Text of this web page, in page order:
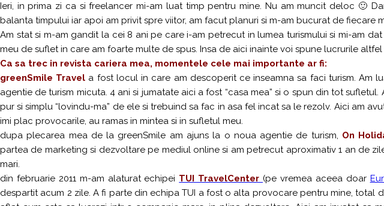
Ieri, in prima zi ca si freelancer mi-am luat timp pentru mine. Nu am muncit deloc 🙂
balanta timpului iar apoi am privit spre viitor, am facut planuri si m-am bucurat de fiecare
Am stat si m-am gandit la cei 8 ani pe care i-am petrecut in lumea turismului si mi-am
meu de suflet in care am foarte multe de spus. Insa de aici inainte voi spune lucrurile
Ca sa trec in revista cariera mea, momentele cele mai importante ar fi:
greenSmile Travel a fost locul in care am descoperit ce inseamna sa faci turism. Am
agentie de turism micuta. 4 ani si jumatate aici a fost “casa mea” si o spun din tot
pur si simplu “lovindu-ma” de ele si trebuind sa fac in asa fel incat sa le rezolv. Aici am
imi plac provocarile, au ramas in mintea si in sufletul meu.
dupa plecarea mea de la greenSmile am ajuns la o noua agentie de turism, On
partea de marketing si dezvoltare pe mediul online si am petrecut aproximativ 1 an de
mari.
din februarie 2011 m-am alaturat echipei TUI TravelCenter (pe vremea aceea doar
despartit acum 2 zile. A fi parte din echipa TUI a fost o alta provocare pentru mine, total